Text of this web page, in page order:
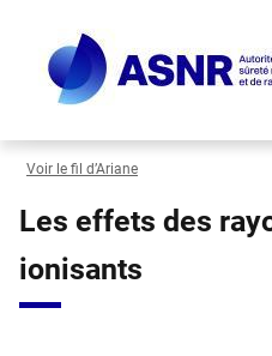
contenu
principal
Voir le fil d’Ariane
Les effets des
ionisants